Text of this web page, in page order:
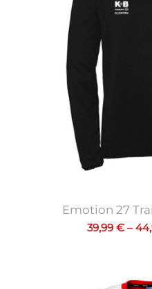
Emotion 27
39,99€ –